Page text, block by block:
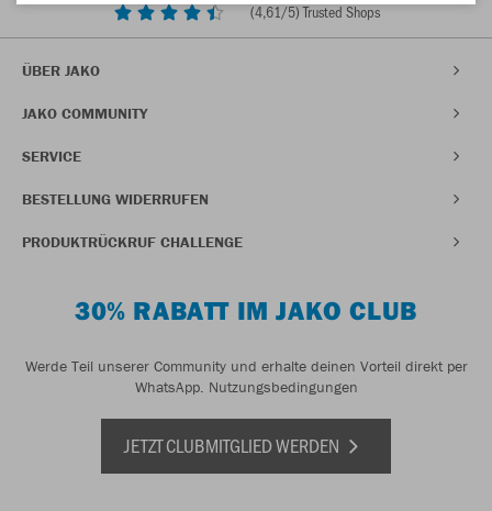
(4,61/5) Trusted Shops
ÜBER JAKO
JAKO COMMUNITY
SERVICE
BESTELLUNG WIDERRUFEN
PRODUKTRÜCKRUF CHALLENGE
30% RABATT IM JAKO CLUB
Werde Teil unserer Community und erhalte deinen Vorteil direkt per
WhatsApp. Nutzungsbedingungen
JETZT CLUBMITGLIED WERDEN